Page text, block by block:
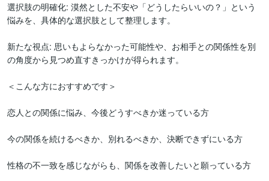
選択肢の明確化: 漠然とした不安や「どうしたらいいの？」という
悩みを、具体的な選択肢として整理します。
新たな視点: 思いもよらなかった可能性や、お相手との関係性を別
の角度から見つめ直すきっかけが得られます。
＜こんな方におすすめです＞
恋人との関係に悩み、今後どうすべきか迷っている方
今の関係を続けるべきか、別れるべきか、決断できずにいる方
性格の不一致を感じながらも、関係を改善したいと願っている方